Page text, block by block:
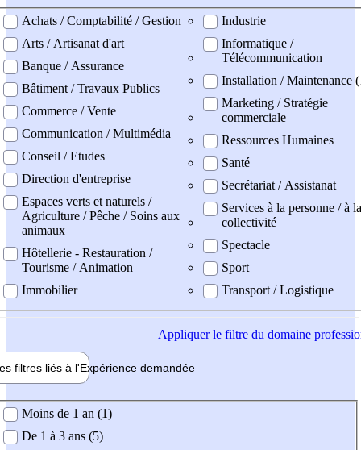
professionel
Achats / Comptabilité / Gestion
Arts / Artisanat d'art
Banque / Assurance
Bâtiment / Travaux Publics
Commerce / Vente
Communication / Multimédia
Conseil / Etudes
Direction d'entreprise
Espaces verts et naturels /
Agriculture / Pêche / Soins aux
animaux
Hôtellerie - Restauration /
Tourisme / Animation
Immobilier
Industrie
Informatique /
Télécommunication
Installation / Maintenance
Marketing / Stratégie
commerciale
Ressources Humaines
Santé
Secrétariat / Assistanat
Services à la personne / à la
collectivité
Spectacle
Sport
Transport / Logistique
Appliquerle filtre du domaine
filtres liés à l'Expérience demandée
demandée
Moins de 1 an (1)
De 1 à 3 ans (5)